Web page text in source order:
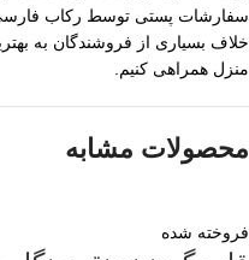
سفارشات پستی توسط رکاب فارسی
خلاف بسیاری از فروشندگان به
منزل همراهی کنیم.
محصولات مشابه
فروخته شده